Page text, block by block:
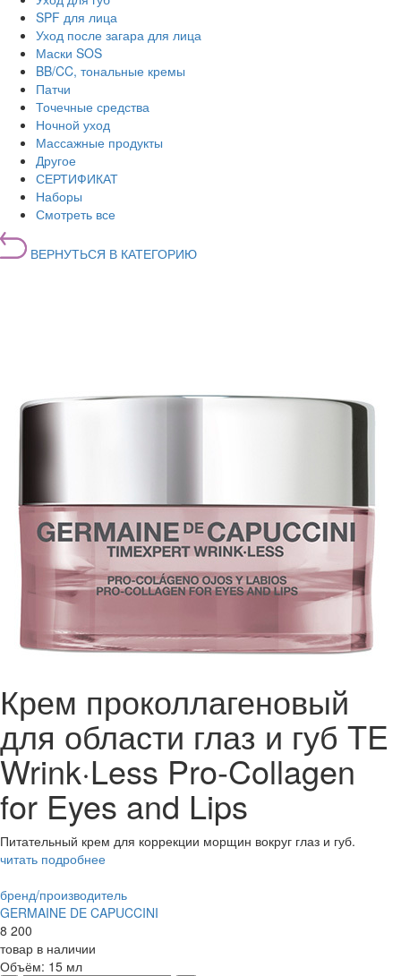
SPF для лица
Уход после загара для лица
Маски SOS
BB/CC, тональные кремы
Патчи
Точечные средства
Ночной уход
Массажные продукты
Другое
СЕРТИФИКАТ
Наборы
Смотреть все
ВЕРНУТЬСЯ В КАТЕГОРИЮ
Крем проколлагеновый
для области глаз и губ TE
Wrink·Less Pro-Collagen
for Eyes and Lips
Питательный крем для коррекции морщин вокруг глаз и губ.
читать подробнее
бренд/производитель
GERMAINE DE CAPUCCINI
8 200
товар в наличии
Объём: 15 мл